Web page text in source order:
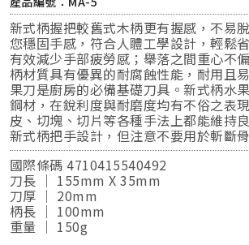
新式柄握把較舊式木柄更有握感，不易
您穩固手感，符合人體工學設計，輕鬆
有效減少手部疲勞感；舉落之間重心不
柄材質具有優異的耐腐蝕性能，耐用且
果刀是廚房的必備基礎刀具。新式柄水
鋼材，在銳利度與耐磨度均有不俗之表
皮、切塊、切片等各種手法上都能維持
新式柄把手設計，但注意不要用於斬斷
國際條碼 4710415540492
刀長 ｜ 155mm X 35mm
刀厚 ｜ 20mm
柄長 ｜ 100mm
重量 ｜ 150g